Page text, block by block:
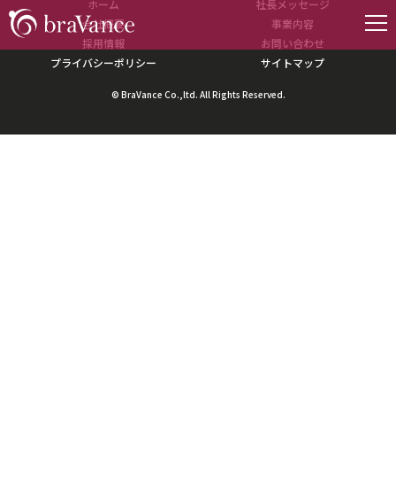
【PR TIMES】劇団員志望学生のキャリアに関する意識調査を発表しまし
た！
ホーム
社長メッセージ
会社概要
事業内容
採用情報
お問い合わせ
プライバシーポリシー
サイトマップ
© BraVance Co.,ltd. All Rights Reserved.